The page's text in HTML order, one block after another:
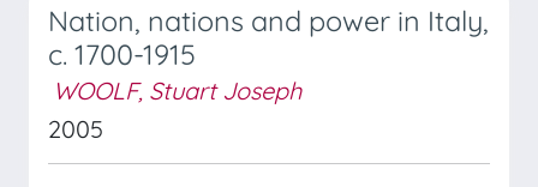
Nation, nations and power in Italy,
c. 1700-1915
WOOLF, Stuart Joseph
2005